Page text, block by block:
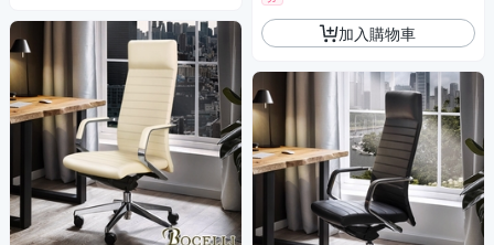
加入購物車